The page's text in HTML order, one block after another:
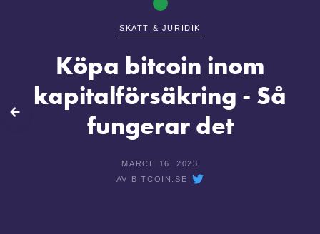
SKATT & JURIDIK
Köpa bitcoin inom
kapitalförsäkring - Så
fungerar det
MARCH 16, 2023
AV
BITCOIN.SE